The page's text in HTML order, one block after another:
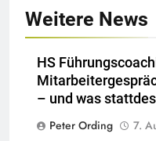
Weitere News
HS
– und was
Peter Ording
7.